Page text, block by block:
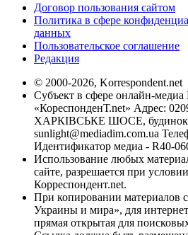
Договор пользования сайтом
Политика в сфере
данных
Пользовательское соглашение
Редакция
© 2000-2026, Korrespondent.net
Субъект в сфере онлайн-
«КореспонденТ.net» Адрес:
ХАРКІВСЬКЕ ШОСЕ, будинок
sunlight@mediadim.com.ua
Идентификатор медиа - R40-
Использование любых
сайте, разрешается при
Корреспондент.net.
При копировании материалов
Украины и мира», для
прямая открытая для